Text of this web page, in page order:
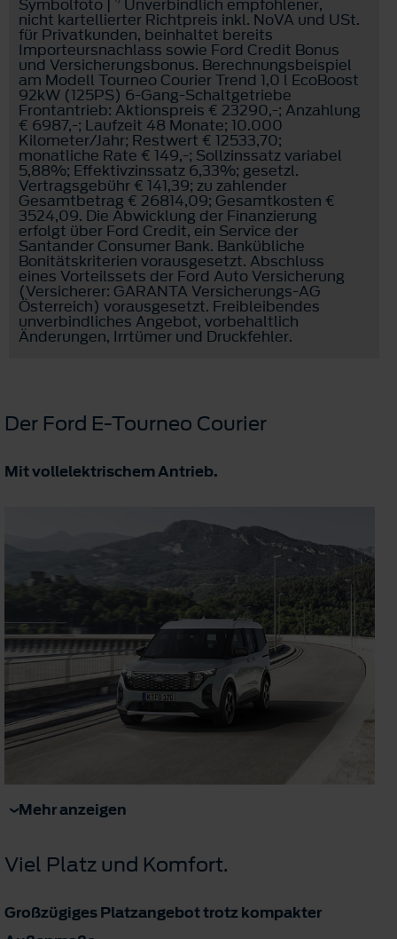
nicht kartellierter Richtpreis inkl. NoVA und USt.
für Privatkunden, beinhaltet bereits
Importeursnachlass sowie Ford Credit Bonus
und Versicherungsbonus. Berechnungsbeispiel
am Modell Tourneo Courier Trend 1,0 l EcoBoost
92kW (125PS) 6-Gang-Schaltgetriebe
Frontantrieb: Aktionspreis € 23290,-; Anzahlung
€ 6987,-; Laufzeit 48 Monate; 10.000
Kilometer/Jahr; Restwert € 12533,70;
monatliche Rate € 149,-; Sollzinssatz variabel
5,88%; Effektivzinssatz 6,33%; gesetzl.
Vertragsgebühr € 141,39; zu zahlender
Gesamtbetrag € 26814,09; Gesamtkosten €
3524,09. Die Abwicklung der Finanzierung
erfolgt über Ford Credit, ein Service der
Santander Consumer Bank. Bankübliche
Bonitätskriterien vorausgesetzt. Abschluss
eines Vorteilssets der Ford Auto Versicherung
(Versicherer: GARANTA Versicherungs-AG
Österreich) vorausgesetzt. Freibleibendes
unverbindliches Angebot, vorbehaltlich
Änderungen, Irrtümer und Druckfehler.
Der Ford E-Tourneo Courier
Mit vollelektrischem Antrieb.
Mehr anzeigen
Viel Platz und Komfort.
Großzügiges Platzangebot trotz kompakter